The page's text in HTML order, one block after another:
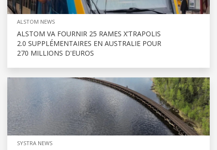
ALSTOM NEWS
ALSTOM VA FOURNIR 25 RAMES X’TRAPOLIS
2.0 SUPPLÉMENTAIRES EN AUSTRALIE POUR
270 MILLIONS D'EUROS
SYSTRA NEWS